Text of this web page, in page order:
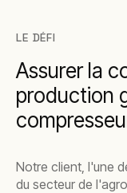
LE DÉFI
Assurer la
production
Notre client, l'une
du secteur de